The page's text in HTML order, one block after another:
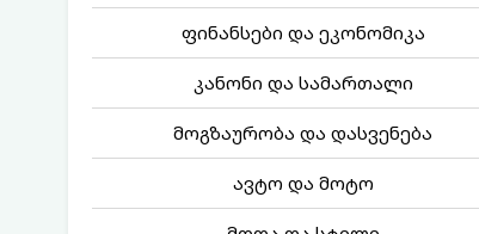
ფინანსები და ეკონომიკა
კანონი და სამართალი
მოგზაურობა და დასვენება
ავტო და მოტო